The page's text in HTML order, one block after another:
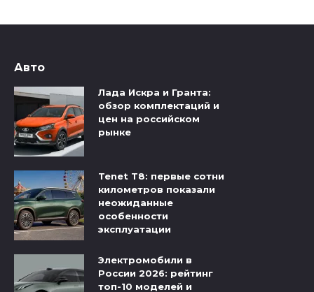
Авто
Лада Искра и Гранта:
обзор комплектаций и
цен на российском
рынке
Tenet T8: первые сотни
километров показали
неожиданные
особенности
эксплуатации
Электромобили в
России 2026: рейтинг
топ-10 моделей и